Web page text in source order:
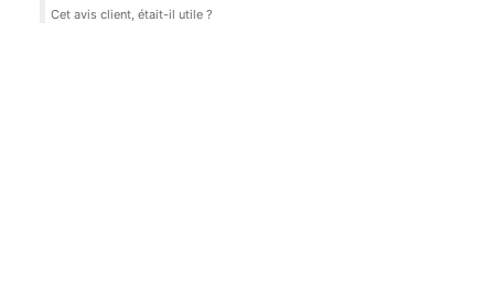
Cet avis client, était-il utile ?